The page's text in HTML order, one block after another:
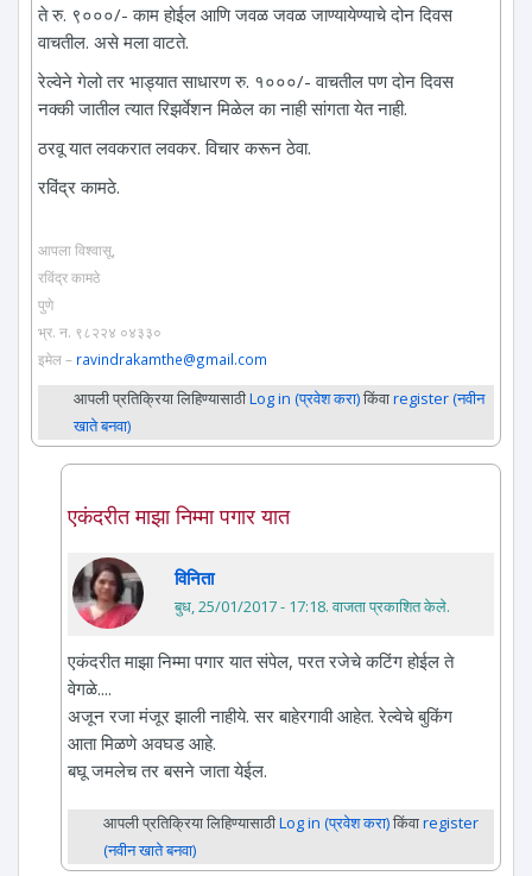
ते रु. ९०००/- काम होईल आणि जवळ जवळ जाण्यायेण्याचे दोन दिवस
वाचतील. असे मला वाटते.
रेल्वेने गेलो तर भाड्यात साधारण रु. १०००/- वाचतील पण दोन दिवस
नक्की जातील त्यात रिझर्वेशन मिळेल का नाही सांगता येत नाही.
ठरवू यात लवकरात लवकर. विचार करून ठेवा.
रविंद्र कामठे.
आपला विश्वासू,
रविंद्र कामठे
पुणे
भ्र. न. ९८२२४ ०४३३०
इमेल – ravindrakamthe@gmail.com
आपली प्रतिक्रिया लिहिण्यासाठीLog in (प्रवेश करा)किंवाregister (नवीन
खाते बनवा)
एकंदरीत माझा निम्मा पगार यात
विनिता
बुध, 25/01/2017 - 17:18. वाजता प्रकाशित केले.
एकंदरीत माझा निम्मा पगार यात संपेल, परत रजेचे कटिंग होईल ते
वेगळे....
अजून रजा मंजूर झाली नाहीये. सर बाहेरगावी आहेत. रेल्वेचे बुकिंग
आता मिळणे अवघड आहे.
बघू जमलेच तर बसने जाता येईल.
आपली प्रतिक्रिया लिहिण्यासाठीLog in (प्रवेश करा)किंवाregister
(नवीन खाते बनवा)